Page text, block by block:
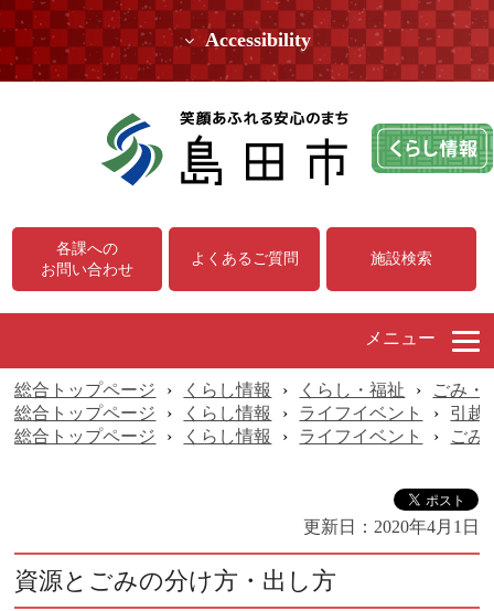
Accessibility
各課への
お問い合わせ
よくあるご質問 施設検索
メニュー
総合トップページ › くらし情報 › くらし・福祉 ›
ごみ・
総合トップページ
› くらし情報 › ライフイベント ›
引越
総合トップページ
› くらし情報 › ライフイベント › ごみ
更新日： 2020年4月1日
資源とごみの分け方・出し方